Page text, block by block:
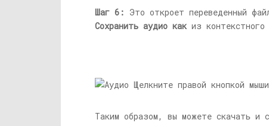
Шаг 6: Это откроет переведенный
Сохранить аудио какиз контекстного
Таким образом, вы можете скачать и